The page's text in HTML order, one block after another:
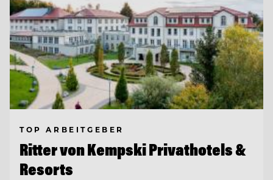
TOP ARBEITGEBER
Ritter von Kempski Privathotels &
Resorts